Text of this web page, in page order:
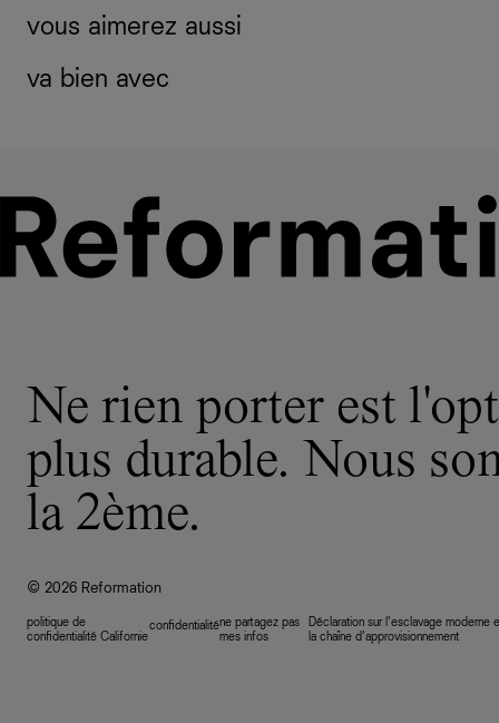
vous aimerez aussi
va bien avec
Ne rien porter est
plus durable. Nous
la 2ème.
© 2026 Reformation
politique de
confidentialité Californie
confidentialiténe partagez pas
mes infos
Déclaration sur l’esclavage moderne
la chaîne d’approvisionnement